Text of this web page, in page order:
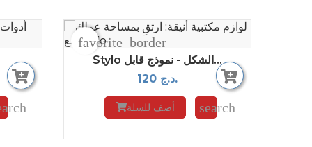
Stylo الشكل - نموذج قابل...
120 د.ج.
أضف للسلة search
favorite_border